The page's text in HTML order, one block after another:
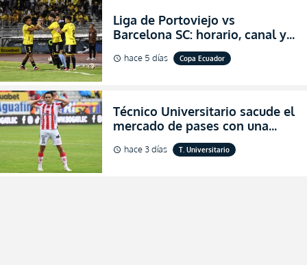
Liga de Portoviejo vs
Barcelona SC: horario, canal y
dónde ver EN VIVO los octavos
de final de la Copa Ecuador
schedule hace 5 días Copa Ecuador
Técnico Universitario sacude el
mercado de pases con una
verdadera revolución para
asegurar la permanencia
schedule hace 3 días T. Universitario